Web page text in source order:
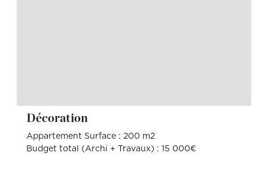
Décoration
Appartement Surface : 200 m2
Budget total (Archi + Travaux) : 15 000€